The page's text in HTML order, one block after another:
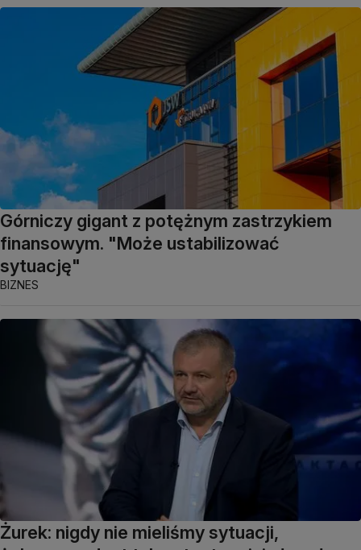
Górniczy gigant z potężnym zastrzykiem
finansowym. "Może ustabilizować
sytuację"
BIZNES
Żurek: nigdy nie mieliśmy sytuacji,